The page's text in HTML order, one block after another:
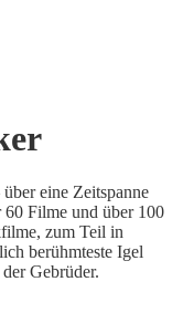
eine Zeitspanne
60 Filme und über 100
zum Teil in
berühmteste Igel
Gebrüder.